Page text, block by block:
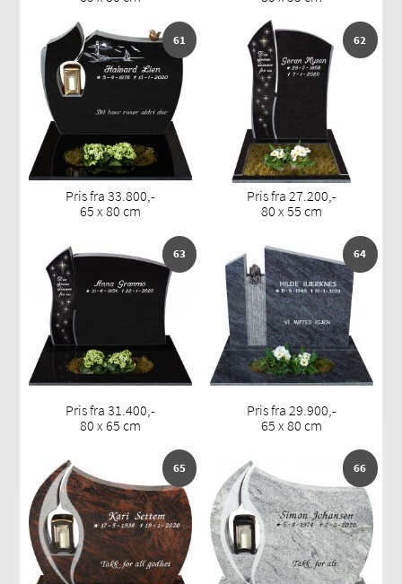
61
Pris fra 33.800,-
65 x 80 cm
62
Pris fra 27.200,-
80 x 55 cm
63
Pris fra 31.400,-
80 x 65 cm
64
Pris fra 29.900,-
65 x 80 cm
65 66